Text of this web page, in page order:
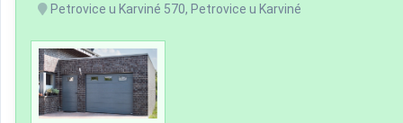
Petrovice u Karviné 570, Petrovice u Karviné